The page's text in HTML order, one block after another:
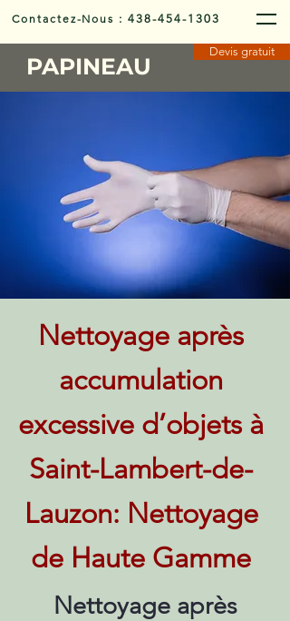
Contactez-Nous :438-454-1303
PAPINEAU
Devis gratuit
Nettoyage après
accumulation
excessive d’objets à
Saint-Lambert-de-
Lauzon: Nettoyage
de Haute Gamme
Nettoyage après